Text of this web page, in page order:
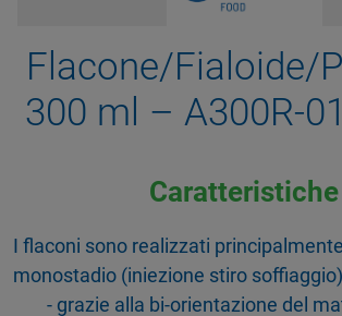
Flacone/Fialoide/
300 ml – A300R-
Caratteristiche
I flaconi sono realizzati
monostadio (iniezione stiro
- grazie alla bi-orientazione del